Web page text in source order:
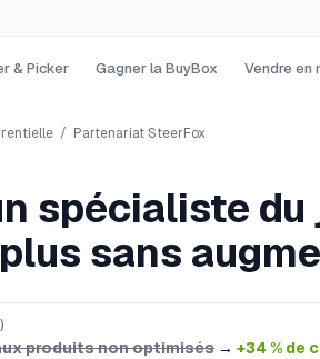
& Picker Gagner la BuyBox Vendre en
/ Partenariat SteerFox
spécialiste
sans
produits non optimisés → +34 % de